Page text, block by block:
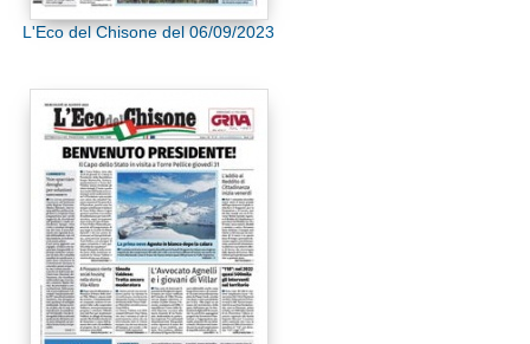
L'Eco del Chisone del 06/09/2023